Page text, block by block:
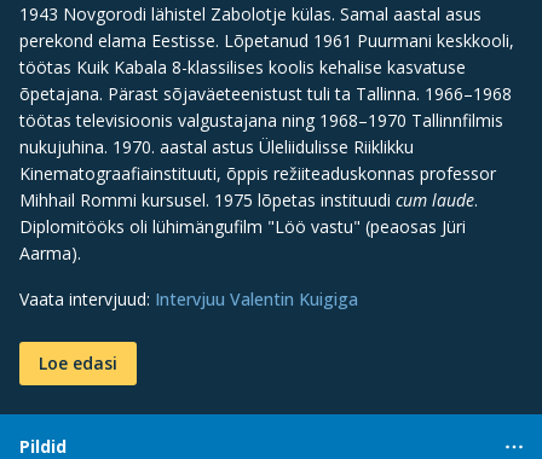
1943 Novgorodi lähistel Zabolotje külas. Samal aastal asus
perekond elama Eestisse. Lõpetanud 1961 Puurmani keskkooli,
töötas Kuik Kabala 8-klassilises koolis kehalise kasvatuse
õpetajana. Pärast sõjaväeteenistust tuli ta Tallinna. 1966–1968
töötas televisioonis valgustajana ning 1968–1970 Tallinnfilmis
nukujuhina. 1970. aastal astus Üleliidulisse Riiklikku
Kinematograafiainstituuti, õppis režiiteaduskonnas professor
Mihhail Rommi kursusel. 1975 lõpetas instituudi cum laude.
Diplomitööks oli lühimängufilm "Löö vastu" (peaosas Jüri
Aarma).
Vaata intervjuud: Intervjuu Valentin Kuigiga
Loe edasi
Pildid